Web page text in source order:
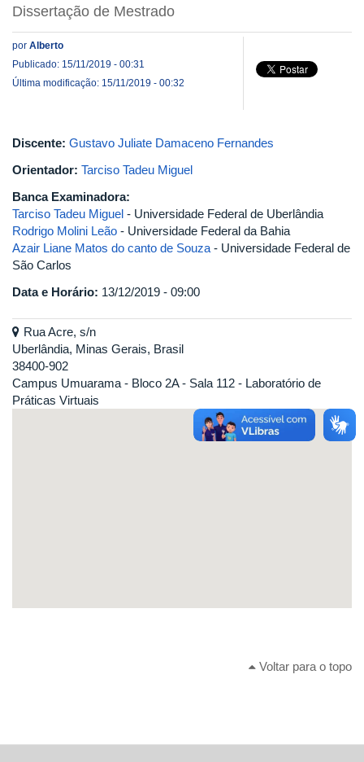
Dissertação de Mestrado
por Alberto
Publicado: 15/11/2019 - 00:31
Última modificação: 15/11/2019 - 00:32
Discente: Gustavo Juliate Damaceno Fernandes
Orientador: Tarciso Tadeu Miguel
Banca Examinadora:
Tarciso Tadeu Miguel - Universidade Federal de Uberlândia
Rodrigo Molini Leão - Universidade Federal da Bahia
Azair Liane Matos do canto de Souza - Universidade Federal de
São Carlos
Data e Horário: 13/12/2019 - 09:00
Rua Acre, s/n
Uberlândia, Minas Gerais, Brasil
38400-902
Campus Umuarama - Bloco 2A - Sala 112 - Laboratório de
Práticas Virtuais
Voltar para o topo